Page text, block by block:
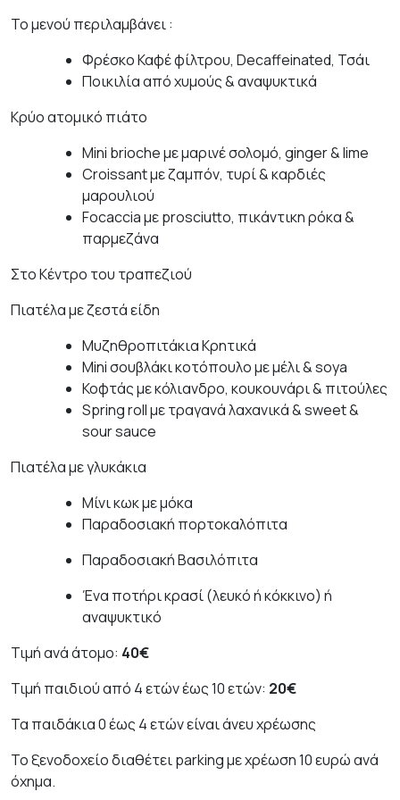
Το μενού περιλαμβάνει :
Φρέσκο Καφέ φίλτρου, Decaffeinated, Τσάι
Ποικιλία από χυμούς & αναψυκτικά
Κρύο ατομικό πιάτο
Mini brioche με μαρινέ σολομό, ginger & lime
Croissant με ζαμπόν, τυρί & καρδιές
μαρουλιού
Focaccia με prosciutto, πικάντικη ρόκα &
παρμεζάνα
Στο Κέντρο του τραπεζιού
Πιατέλα με ζεστά είδη
Μυζηθροπιτάκια Κρητικά
Mini σουβλάκι κοτόπουλο με μέλι & soya
Κοφτάς με κόλιανδρο, κουκουνάρι & πιτούλες
Spring roll με τραγανά λαχανικά & sweet &
sour sauce
Πιατέλα με γλυκάκια
Μίνι κωκ με μόκα
Παραδοσιακή πορτοκαλόπιτα
Παραδοσιακή Βασιλόπιτα
Ένα ποτήρι κρασί (λευκό ή κόκκινο) ή
αναψυκτικό
Τιμή ανά άτομο: 40€
Τιμή παιδιού από 4 ετών έως 10 ετών: 20€
Τα παιδάκια 0 έως 4 ετών είναι άνευ χρέωσης
Το ξενοδοχείο διαθέτει parking με χρέωση 10 ευρώ ανά
όχημα.